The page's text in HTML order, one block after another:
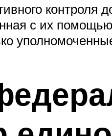
с их